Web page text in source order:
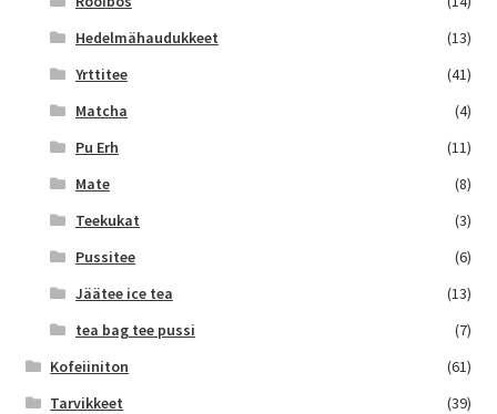
Hedelmähaudukkeet
(13)
Yrttitee
(41)
Matcha
(4)
Pu Erh
(11)
Mate
(8)
Teekukat
(3)
Pussitee
(6)
Jäätee ice tea
(13)
tea bag tee pussi
(7)
Kofeiiniton
(61)
Tarvikkeet
(39)